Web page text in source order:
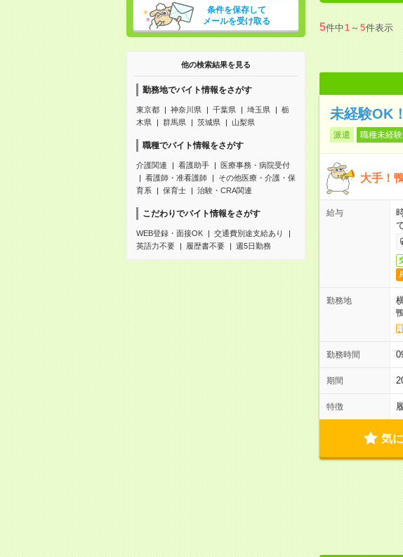
条件を保存して
メールを受け取る
他の検索結果を見る
勤務地でバイト情報をさがす
東京都 神奈川県 千葉県 埼玉県
栃
木県
群馬県 茨城県 山梨県
職種でバイト情報をさがす
介護関連 看護助手
医療事務・病院受付
看護師・准看護師
その他医療・介護・保
育系
保育士 治験・CRA関連
こだわりでバイト情報をさがす
WEB登録・面接OK
交通費別途支給あり
英語力不要
履歴書不要 週5日勤務
5件中1～5件表示
未経験OK
派遣 職種未経
大手！
給与
勤務地
勤務時間
期間
特徴
気